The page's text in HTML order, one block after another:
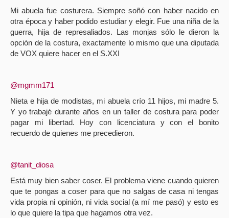
Mi abuela fue costurera. Siempre soñó con haber nacido en
otra época y haber podido estudiar y elegir. Fue una niña de la
guerra, hija de represaliados. Las monjas sólo le dieron la
opción de la costura, exactamente lo mismo que una diputada
de VOX quiere hacer en el S.XXI
@mgmm171
Nieta e hija de modistas, mi abuela crío 11 hijos, mi madre 5.
Y yo trabajé durante años en un taller de costura para poder
pagar mi libertad. Hoy con licenciatura y con el bonito
recuerdo de quienes me precedieron.
@tanit_diosa
Está muy bien saber coser. El problema viene cuando quieren
que te pongas a coser para que no salgas de casa ni tengas
vida propia ni opinión, ni vida social (a mí me pasó) y esto es
lo que quiere la tipa que hagamos otra vez.